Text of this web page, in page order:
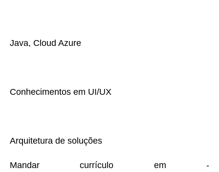
Java, Cloud Azure
Conhecimentos em UI/UX
Arquitetura de soluções
Mandar currículo em -